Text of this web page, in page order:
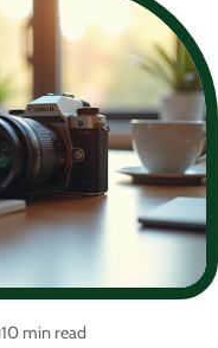
10 min read